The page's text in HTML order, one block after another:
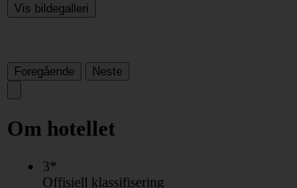
Vis bildegalleri
Foregående Neste
Om hotellet
3*
Offisiell klassifisering